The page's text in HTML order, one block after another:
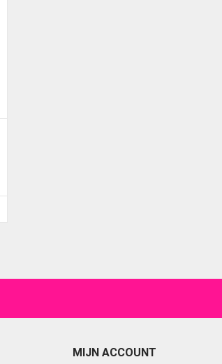
MIJN ACCOUNT